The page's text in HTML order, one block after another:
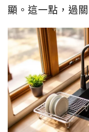
顯。這一點，過